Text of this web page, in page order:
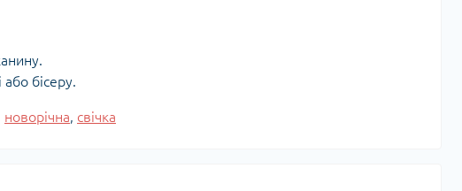
бісеру.
новорічна, свічка